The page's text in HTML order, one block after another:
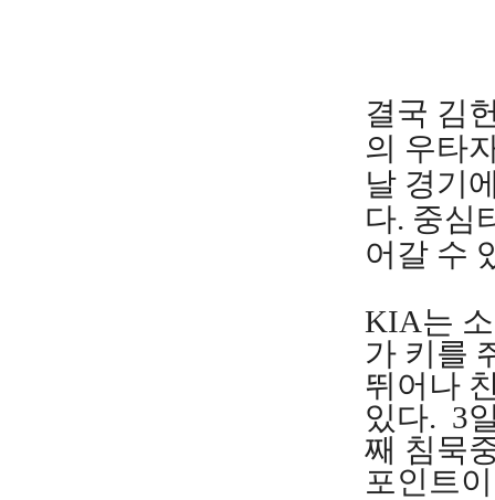
결국 김
의 우타
날 경기
다. 중심
어갈 수
KIA는
가 키를
뛰어나
있다. 3
째 침묵
포인트